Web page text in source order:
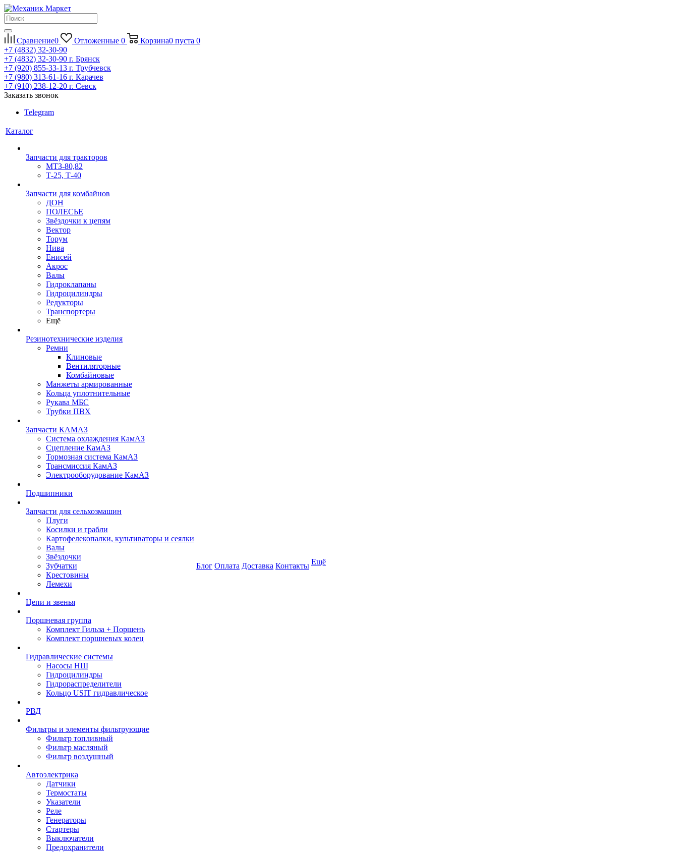
Сравнение0 Отложенные 0 Корзина0 пуста 0
+7 (4832) 32-30-90
+7 (4832) 32-30-90 г. Брянск
+7 (920) 855-33-13 г. Трубчевск
+7 (980) 313-61-16 г. Карачев
+7 (910) 238-12-20 г. Севск
Заказать звонок
Telegram
Каталог
Запчасти для тракторов
МТЗ-80,82
Т-25, Т-40
Запчасти для комбайнов
ДОН
ПОЛЕСЬЕ
Звёздочки к цепям
Вектор
Торум
Нива
Енисей
Акрос
Валы
Гидроклапаны
Гидроцилиндры
Редукторы
Транспортеры
Ещё
Резинотехнические изделия
Ремни
Клиновые
Вентиляторные
Комбайновые
Манжеты армированные
Кольца уплотнительные
Рукава МБС
Трубки ПВХ
Запчасти КАМАЗ
Система охлаждения КамАЗ
Сцепление КамАЗ
Тормозная система КамАЗ
Трансмиссия КамАЗ
Электрооборудование КамАЗ
Подшипники
Запчасти для сельхозмашин
Плуги
Косилки и грабли
Картофелекопалки, культиваторы и сеялки
Валы
Звёздочки
Зубчатки
Крестовины
Лемехи
Цепи и звенья
Поршневая группа
Комплект Гильза + Поршень
Комплект поршневых колец
Гидравлические системы
Насосы НШ
Гидроцилиндры
Гидрораспределители
Кольцо USIT гидравлическое
РВД
Фильтры и элементы фильтрующие
Фильтр топливный
Фильтр масляный
Фильтр воздушный
Автоэлектрика
Датчики
Термостаты
Указатели
Реле
Генераторы
Стартеры
Выключатели
Предохранители
Блог Оплата Доставка Контакты Ещё